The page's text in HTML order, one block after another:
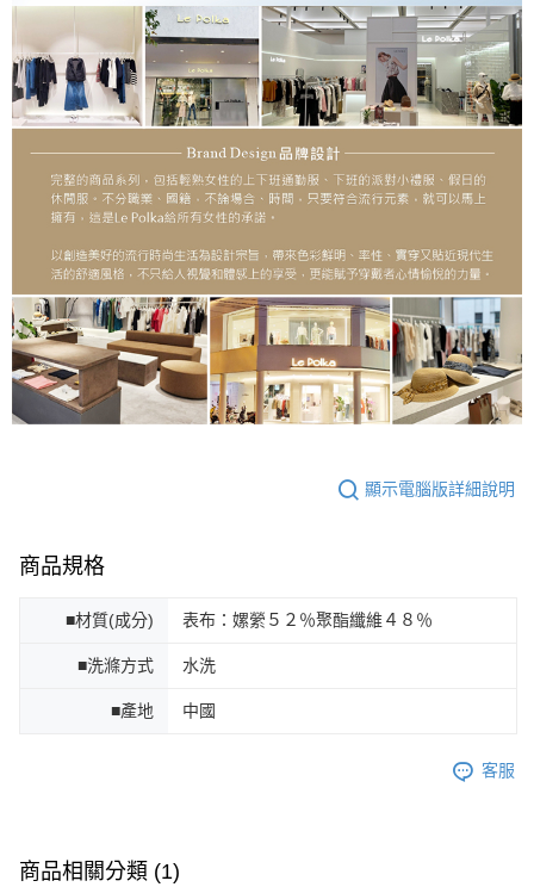
顯示電腦版詳細說明
商品規格
■材質(成分) 表布：嫘縈５２％聚酯纖維４８％
■洗滌方式 水洗
■產地 中國
客服
商品相關分類 (1)